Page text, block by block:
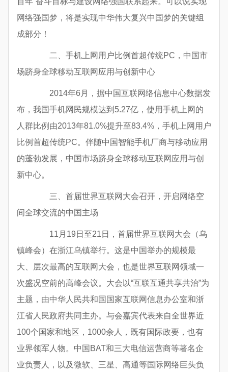
网络强国梦，将是实现中华伟大复兴中国梦的关键组
成部分！
二、手机上网用户比例首超传统PC，中国市
场跻身全球移动互联网应用与创新中心
2014年6月，据中国互联网络信息中心数据发
布，我国手机网民规模达到5.27亿，使用手机上网的
人群比例由2013年81.0%提升至83.4%，手机上网用户
比例首超传统PC。伴随中国智能手机厂商与移动应用
的蓬勃发展，中国市场跻身全球移动互联网应用与创
新中心。
三、首届世界互联网大会召开，开启网络空
间全球交流的中国主场
11月19日至21日，首届世界互联网大会（乌
镇峰会）在浙江乌镇举行。这是中国举办的规模最
大、层次最高的互联网大会，也是世界互联网领域一
次盛况空前的高峰会议。大会以“互联互通共享共治”为
主题，由中华人民共和国国家互联网信息办公室和浙
江省人民政府共同主办。与会嘉宾代表来自全世界近
100个国家和地区，1000余人，既有国际政要，也有
业界领军人物。中国BAT和三大电信运营商等著名企
业负责人，以及微软、三星、高通等国际网络巨头负